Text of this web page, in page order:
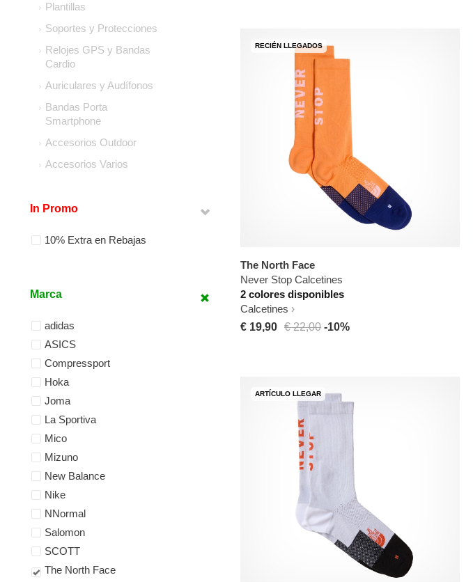
Plantillas
Soportes y Protecciones
Relojes GPS y Bandas
Cardio
Auriculares y Audífonos
Bandas Porta
Smartphone
Accesorios Outdoor
Accesorios Varios
In Promo
10% Extra en Rebajas
Marca
adidas
ASICS
Compressport
Hoka
Joma
La Sportiva
Mico
Mizuno
New Balance
Nike
NNormal
Salomon
SCOTT
The North Face
RECIÉN LLEGADOS
The North Face
Never Stop Calcetines
2 colores disponibles
Calcetines
€ 19,90 € 22,00 -10%
ARTÍCULO LLEGAR